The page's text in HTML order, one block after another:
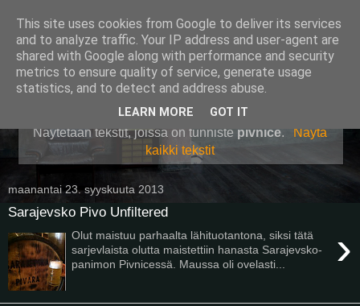
Pullollinen
Näytetään tekstit, joissa on tunniste pivnice.
Näytä
kaikki tekstit
maanantai 23. syyskuuta 2013
Sarajevsko Pivo Unfiltered
›
Olut maistuu parhaalta lähituotantona, siksi tätä
sarjevlaista olutta maistettiin hanasta Sarajevsko-
panimon Pivnicessä. Maussa oli ovelasti...
This site uses cookies from Google to deliver its services
and to analyze traffic. Your IP address and user-agent are
shared with Google along with performance and security
metrics to ensure quality of service, generate usage
statistics, and to detect and address abuse.
LEARN MORE GOT IT